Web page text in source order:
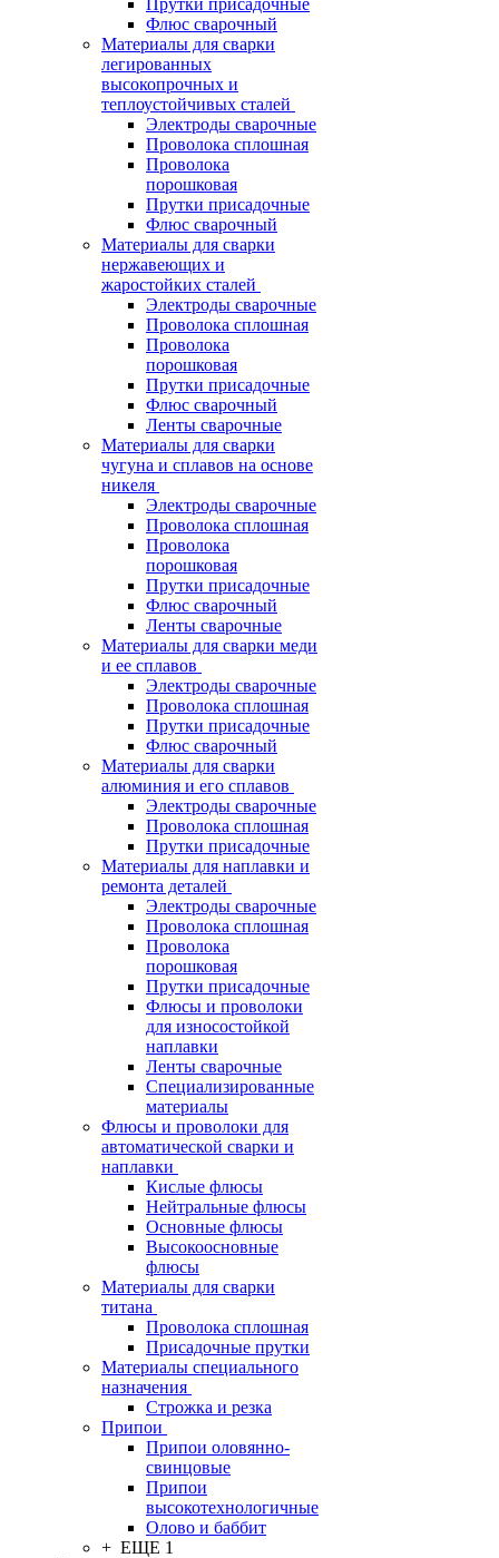
Прутки присадочные
Флюс сварочный
Материалы для сварки
легированных
высокопрочных и
теплоустойчивых сталей
Электроды сварочные
Проволока сплошная
Проволока
порошковая
Прутки присадочные
Флюс сварочный
Материалы для сварки
нержавеющих и
жаростойких сталей
Электроды сварочные
Проволока сплошная
Проволока
порошковая
Прутки присадочные
Флюс сварочный
Ленты сварочные
Материалы для сварки
чугуна и сплавов на основе
никеля
Электроды сварочные
Проволока сплошная
Проволока
порошковая
Прутки присадочные
Флюс сварочный
Ленты сварочные
Материалы для сварки меди
и ее сплавов
Электроды сварочные
Проволока сплошная
Прутки присадочные
Флюс сварочный
Материалы для сварки
алюминия и его сплавов
Электроды сварочные
Проволока сплошная
Прутки присадочные
Материалы для наплавки и
ремонта деталей
Электроды сварочные
Проволока сплошная
Проволока
порошковая
Прутки присадочные
Флюсы и проволоки
для износостойкой
наплавки
Ленты сварочные
Специализированные
материалы
Флюсы и проволоки для
автоматической сварки и
наплавки
Кислые флюсы
Нейтральные флюсы
Основные флюсы
Высокоосновные
флюсы
Материалы для сварки
титана
Проволока сплошная
Присадочные прутки
Материалы специального
назначения
Строжка и резка
Припои
Припои оловянно-
свинцовые
Припои
высокотехнологичные
Олово и баббит
+ ЕЩЕ 1